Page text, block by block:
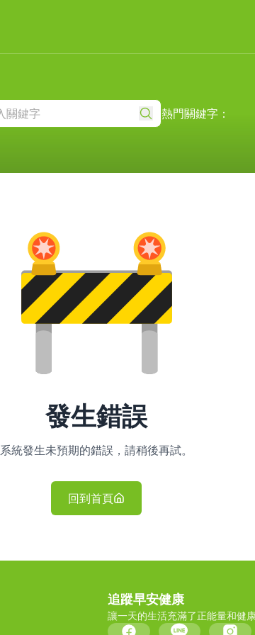
熱門關鍵字：
發生錯誤
系統發生未預期的錯誤，請稍後再試。
回到首頁
追蹤早安健康
讓一天的生活充滿了正能量和健